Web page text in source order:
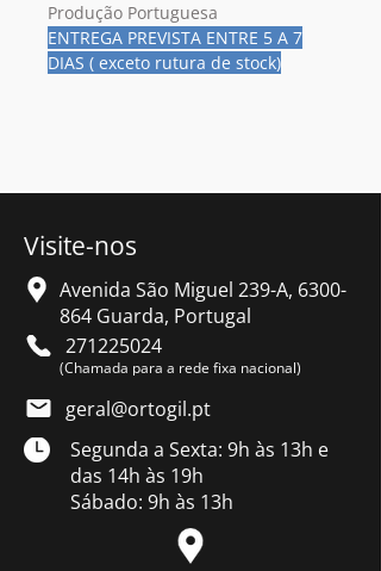
Produção Portuguesa
ENTREGA PREVISTA ENTRE 5 A 7
DIAS ( exceto rutura de stock)
Visite-nos
Avenida São Miguel 239-A, 6300-
864 Guarda, Portugal
271225024
(Chamada para a rede fixa nacional)
geral@ortogil.pt
Segunda a Sexta: 9h às 13h e
das 14h às 19h
Sábado: 9h às 13h